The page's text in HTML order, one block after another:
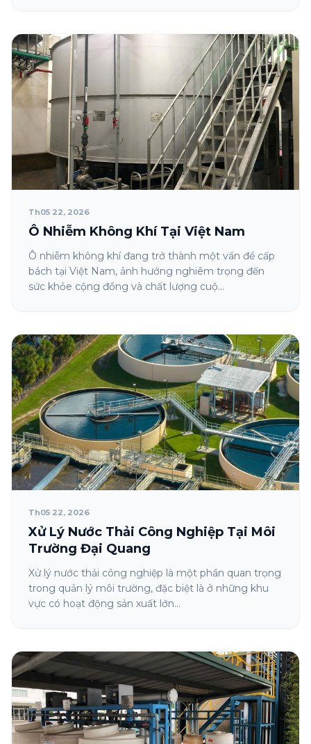
Th05 22, 2026
Ô Nhiễm Không Khí Tại Việt Nam
Ô nhiễm không khí đang trở thành một vấn đề cấp
bách tại Việt Nam, ảnh hưởng nghiêm trọng đến
sức khỏe cộng đồng và chất lượng cuộ...
Th05 22, 2026
Xử Lý Nước Thải Công Nghiệp Tại Môi
Trường Đại Quang
Xử lý nước thải công nghiệp là một phần quan trọng
trong quản lý môi trường, đặc biệt là ở những khu
vực có hoạt động sản xuất lớn...